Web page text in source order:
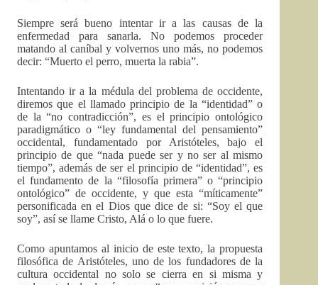
Siempre será bueno intentar ir a las causas de la
enfermedad para sanarla. No podemos proceder
matando al caníbal y volvernos uno más, no podemos
decir: “Muerto el perro, muerta la rabia”.
Intentando ir a la médula del problema de occidente,
diremos que el llamado principio de la “identidad” o
de la “no contradicción”, es el principio ontológico
paradigmático o “ley fundamental del pensamiento”
occidental, fundamentado por Aristóteles, bajo el
principio de que “nada puede ser y no ser al mismo
tiempo”, además de ser el principio de “identidad”, es
el fundamento de la “filosofía primera” o “principio
ontológico” de occidente, y que esta “míticamente”
personificada en el Dios que dice de si: “Soy el que
soy”, así se llame Cristo, Alá o lo que fuere.
Como apuntamos al inicio de este texto, la propuesta
filosófica de Aristóteles, uno de los fundadores de la
cultura occidental no solo se cierra en si misma y